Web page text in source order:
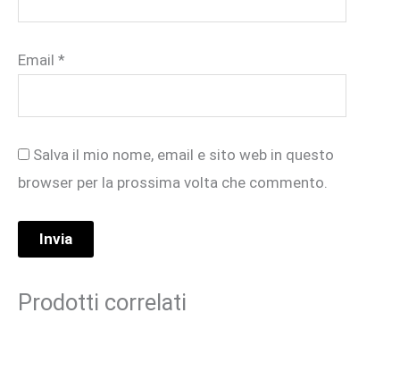
Email *
Salva il mio nome, email e sito web in questo
browser per la prossima volta che commento.
Prodotti correlati